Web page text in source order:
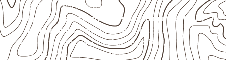
projetos profissionais.
Aplicações emcarrocerias, implementos, trailers e
motorhomes, conforme especificação.
Uso industrial em embalagens, caixas, montagem e
proteção de equipamentos.